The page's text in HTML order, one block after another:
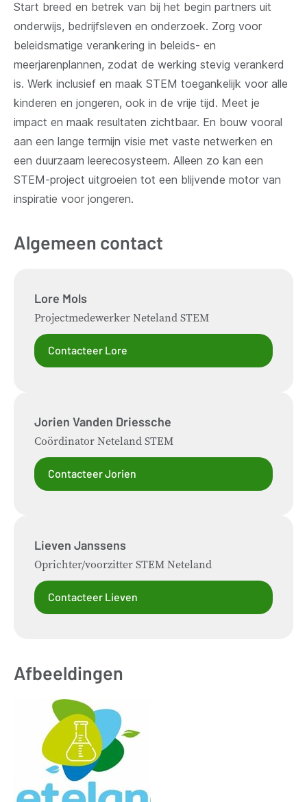
Start breed en betrek van bij het begin partners uit
onderwijs, bedrijfsleven en onderzoek. Zorg voor
beleidsmatige verankering in beleids- en
meerjarenplannen, zodat de werking stevig verankerd
is. Werk inclusief en maak STEM toegankelijk voor alle
kinderen en jongeren, ook in de vrije tijd. Meet je
impact en maak resultaten zichtbaar. En bouw vooral
aan een lange termijn visie met vaste netwerken en
een duurzaam leerecosysteem. Alleen zo kan een
STEM-project uitgroeien tot een blijvende motor van
inspiratie voor jongeren.
Algemeen contact
Lore Mols
Projectmedewerker Neteland STEM
Contacteer Lore
Jorien Vanden Driessche
Coördinator Neteland STEM
Contacteer Jorien
Lieven Janssens
Oprichter/voorzitter STEM Neteland
Contacteer Lieven
Afbeeldingen